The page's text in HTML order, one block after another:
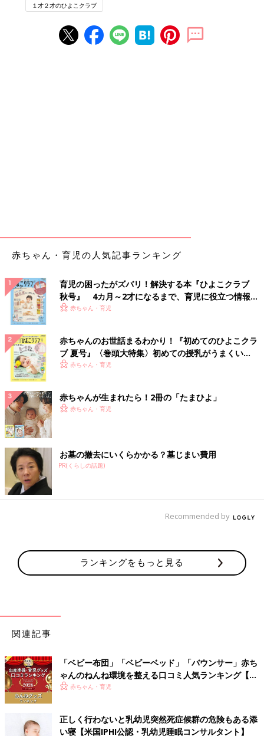
もっと早く知りたかった！ 「睡眠の土
私は出産前に「赤ちゃんはベビーベッドに入れたら、勝手に寝る
せると、いわゆる“背中スイッチ”がすぐに入ってギャン泣き！
そのため、まったくベビーベッドで寝かせることができませんで
した。
私はどんどん寝不足になり、自分の睡眠を確保するために、添い
寝をしました。当時は乳幼児の睡眠の勉強をしていなかったの
で…。
今思い返せば「そんなことをしていたら、寝ないよな～」という
ことばかりしていました。（決して、添い寝自体が悪いわけでは
ありませんよ！）
たとえば…
明るい部屋で寝かしつけをしていたり、夜中のおむつ替え時に照
明をつけ、「●●くん、おむつ替えの時間だよ」と声かけをした
り…。
今になっては、「なんでそんなことをしていたんだろう？」と笑
えるほどです。
一度、添い寝に慣れてしまうと、その習慣を変えるのは難しいと
思ってしまう方が多いのですが、私は今まで何度も添い寝からベ
添い寝からベビーベッドへ移行するときの6つのステップ
STEP１
まずは睡眠の土台を整えましょう。連載第２回目で書いた「睡眠
の土台」を実践することで、スムーズにベビーベッドに移行する
ことができます。
１才２才のひよこクラブ
赤ちゃん・育児の人気記事ランキング
育児の困ったがズバリ！解決する本『ひよこクラブ
秋号』 4カ月～2才になるまで、育児に役立つ情報が
いっぱい！
赤ちゃん・育児
赤ちゃんのお世話まるわかり！『初めてのひよこクラ
ブ 夏号』〈巻頭大特集〉初めての授乳がうまくい
く！ おっぱい・ミルクの基本と夏のトラブル 解決テ
赤ちゃん・育児
赤ちゃんが生まれたら！2冊の「たまひよ」
赤ちゃん・育児
お墓の撤去にいくらかかる？墓じまい費用
PR(くらしの話題)
Recommended by
ランキングをもっと見る
関連記事
「ベビー布団」「ベビーベッド」「バウンサー」赤ち
ゃんのねんね環境を整える口コミ人気ランキング【た
まひよ 赤ちゃんグッズ大賞2026】
赤ちゃん・育児
正しく行わないと乳幼児突然死症候群の危険もある添
い寝【米国IPHI公認・乳幼児睡眠コンサルタント】